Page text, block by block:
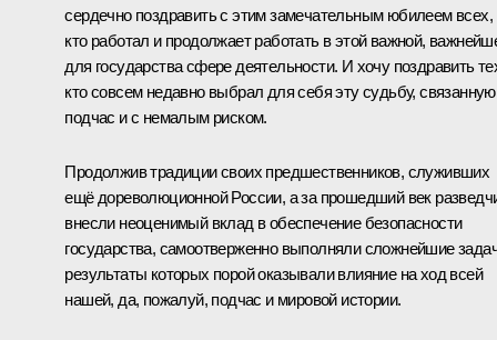
сердечно поздравить с этим замечательным юбилеем всех,
кто работал и продолжает работать в этой важной,
для государства сфере деятельности. И хочу поздравить
кто совсем недавно выбрал для себя эту судьбу, связанную
подчас и с немалым риском.
Продолжив традиции своих предшественников, служивших
ещё дореволюционной России, а за прошедший век
внесли неоценимый вклад в обеспечение безопасности
государства, самоотверженно выполняли сложнейшие
результаты которых порой оказывали влияние на ход всей
нашей, да, пожалуй, подчас и мировой истории.